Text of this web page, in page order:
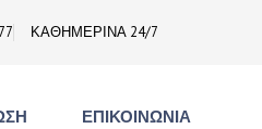
ΚΑΘΗΜΕΡΙΝΑ 24/7
ΕΠΙΚΟΙΝΩΝΙΑ